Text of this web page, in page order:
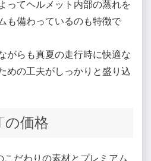
ってヘルメット内部の蒸れを
も備わっているのも特徴で
がらも真夏の走行時に快適な
めの工夫がしっかりと盛り込
の価格
こだわりの素材とプレミアム